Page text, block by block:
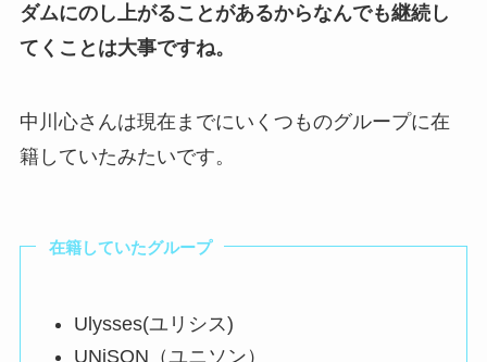
ダムにのし上がることがあるからなんでも継続し
てくことは大事ですね。
中川心さんは現在までにいくつものグループに在
籍していたみたいです。
在籍していたグループ
Ulysses(ユリシス)
UNiSON（ユニソン）